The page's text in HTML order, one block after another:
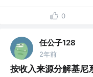
0
任公子128
2年前
按收入来源分解基尼